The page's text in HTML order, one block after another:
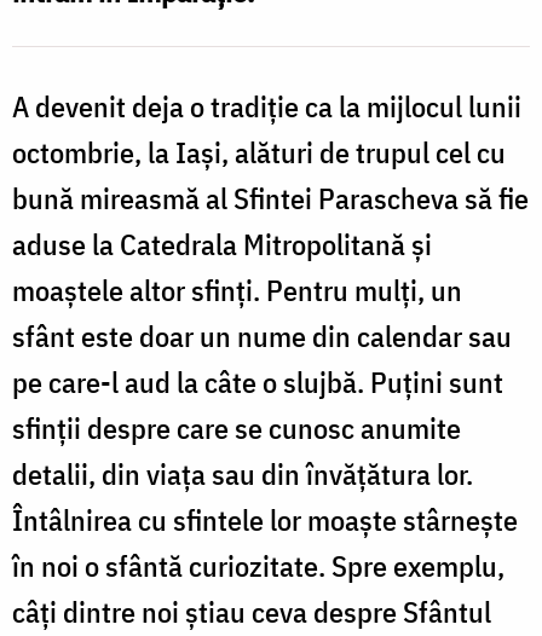
A devenit deja o tradiție ca la mijlocul lunii
octombrie, la Iași, alături de trupul cel cu
bună mireasmă al Sfintei Parascheva să fie
aduse la Catedrala Mitropolitană și
moaștele altor sfinți. Pentru mulţi, un
sfânt este doar un nume din calendar sau
pe care-l aud la câte o slujbă. Puţini sunt
sfinţii despre care se cunosc anumite
detalii, din viaţa sau din învăţătura lor.
Întâlnirea cu sfintele lor moaşte stârneşte
în noi o sfântă curiozitate. Spre exemplu,
câţi dintre noi ştiau ceva despre Sfântul